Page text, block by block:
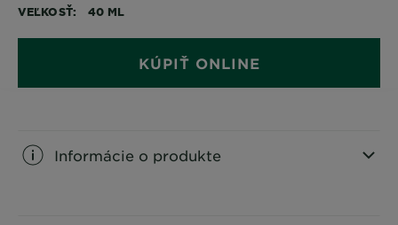
VEĽKOSŤ 40 ML
KÚPIŤ ONLINE
Informácie o produkte